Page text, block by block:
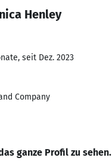
Henley
seit Dez. 2023
Company
ganze Profil zu sehen.